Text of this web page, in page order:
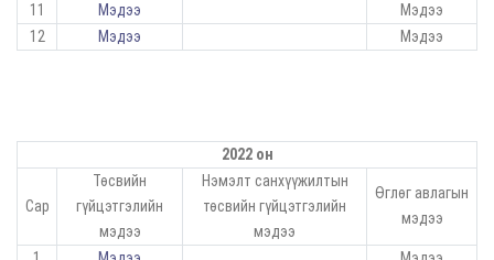
11
Мэдээ
Мэдээ
12
Мэдээ Мэдээ
2022 он
Сар
Төсвийн
гүйцэтгэлийн
мэдээ
Нэмэлт санхүүжилтын
төсвийн гүйцэтгэлийн
мэдээ
Өглөг авлагын
мэдээ